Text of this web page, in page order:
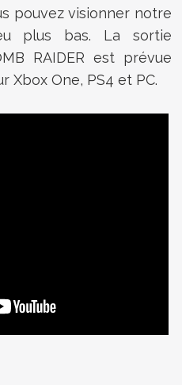
pouvez visionner notre
plus bas. La sortie
RAIDER est prévue
Xbox One, PS4 et PC.